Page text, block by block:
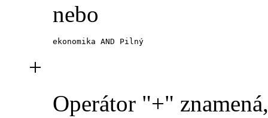
nebo
ekonomika AND Pilný
+
Operátor "+"